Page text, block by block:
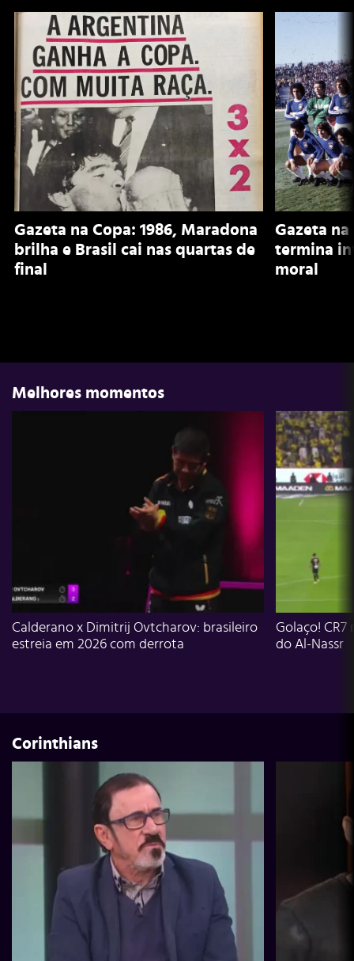
Gazeta na Copa: 1986, Maradona
brilha e Brasil cai nas quartas de
final
Gazeta na
termina
moral
Melhores momentos
Calderano x Dimitrij Ovtcharov: brasileiro
estreia em 2026 com derrota
Golaço!
do Al-Nassr
Corinthians